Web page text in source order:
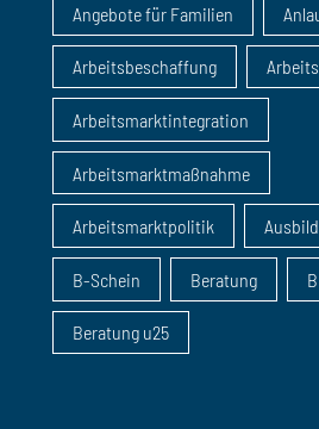
Angebote für Familien
Arbeitsbeschaffung
Arbeitsmarktintegration
Arbeitsmarktmaßnahme
Arbeitsmarktpolitik
B-Schein Beratung
Beratung u25